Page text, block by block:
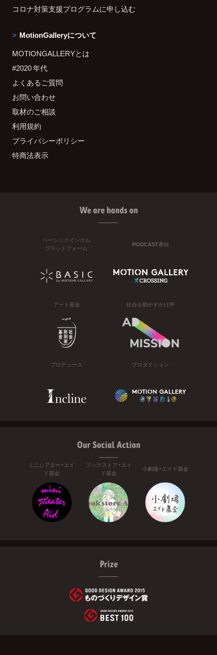
コロナ対策支援プログラムに申し込む
MotionGalleryについて
MOTIONGALLERYとは
#2020 年代
よくあるご質問
お問い合わせ
取材のご相談
利用規約
プライバシーポリシー
特商法表示
We are hands on
ベーシックインカム
プラットフォーム
PODCAST番組
アート基金 社会を動かすかけ声
プロデュース プロダクション
Our Social Action
ミニシアター・エイ
ド基金
ブックストア・エイ
ド基金
小劇場・エイド基金
Prize